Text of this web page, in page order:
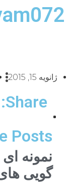
ژانویه 15, 2015
Share:
Posts
نمونه
گویی